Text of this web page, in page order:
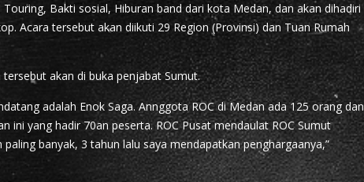
Touring, Bakti sosial, Hiburan band dari kota Medan, dan akan dihadiri
Acara tersebut akan diikuti 29 Region (Provinsi) dan Tuan Rumah
akan di buka penjabat Sumut.
adalah Enok Saga. Annggota ROC di Medan ada 125 orang dan
ini yang hadir 70an peserta. ROC Pusat mendaulat ROC Sumut
banyak, 3 tahun lalu saya mendapatkan penghargaanya,”